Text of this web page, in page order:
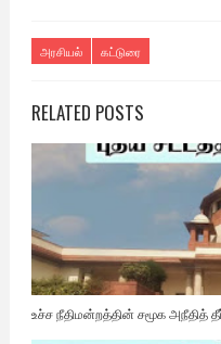
அரசியல் கட்டுரை
RELATED POSTS
உச்ச நீதிமன்றத்தின் சமூக அநீதித்